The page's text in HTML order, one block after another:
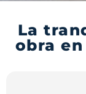
La
obra